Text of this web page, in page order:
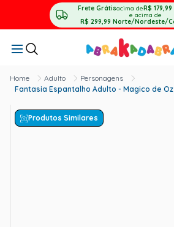
Frete Grátisacima deR$ 179,99
e acima de
R$ 299,99 Norte/Nordeste/
Adulto
Personagens
Fantasia Espantalho Adulto - Magico de Oz
Produtos Similares